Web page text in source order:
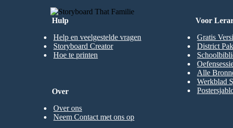
Hulp
Help en veelgestelde vragen
Storyboard Creator
Hoe te printen
Voor
Gratis
District
Alle
Werkblad
Over
Over ons
Neem Contact met ons op